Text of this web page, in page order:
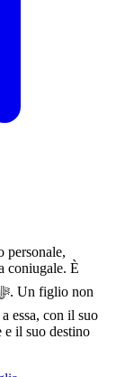
personale,
coniugale. È
essa, con il suo
e il suo destino